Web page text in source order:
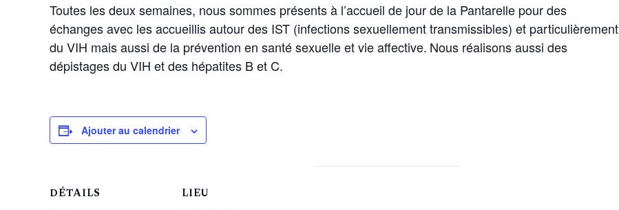
Toutes les deux semaines, nous sommes présents à l’accueil de jour de la Pantarelle pour des
échanges avec les accueillis autour des IST (infections sexuellement transmissibles) et particulièrement
du VIH mais aussi de la prévention en santé sexuelle et vie affective. Nous réalisons aussi des
dépistages du VIH et des hépatites B et C.
Ajouter au calendrier
DÉTAILS LIEU